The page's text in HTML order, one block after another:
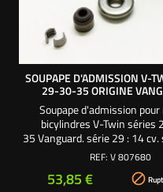
SOUPAPE D'ADMISSION V-
29-30-35 ORIGINE
Soupape d'admission
bicylindres V-Twin séries
35 Vanguard. série 29 : 14
cv. série 35 : 18 cv.
REF: V 807680
Prix
53,85 € 